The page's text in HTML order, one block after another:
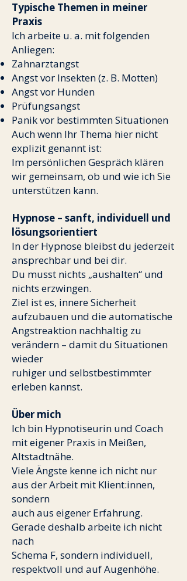
Typische Themen in meiner
Praxis
Ich arbeite u. a. mit folgenden
Anliegen:
Zahnarztangst
Angst vor Insekten (z. B. Motten)
Angst vor Hunden
Prüfungsangst
Panik vor bestimmten Situationen
Auch wenn Ihr Thema hier nicht
explizit genannt ist:
Im persönlichen Gespräch klären
wir gemeinsam, ob und wie ich Sie
unterstützen kann.
Hypnose – sanft, individuell und
lösungsorientiert
In der Hypnose bleibst du jederzeit
ansprechbar und bei dir.
Du musst nichts „aushalten“ und
nichts erzwingen.
Ziel ist es, innere Sicherheit
aufzubauen und die automatische
Angstreaktion nachhaltig zu
verändern – damit du Situationen
wieder
ruhiger und selbstbestimmter
erleben kannst.
Über mich
Ich bin Hypnotiseurin und Coach
mit eigener Praxis in Meißen,
Altstadtnähe.
Viele Ängste kenne ich nicht nur
aus der Arbeit mit Klient:innen,
sondern
auch aus eigener Erfahrung.
Gerade deshalb arbeite ich nicht
nach
Schema F, sondern individuell,
respektvoll und auf Augenhöhe.